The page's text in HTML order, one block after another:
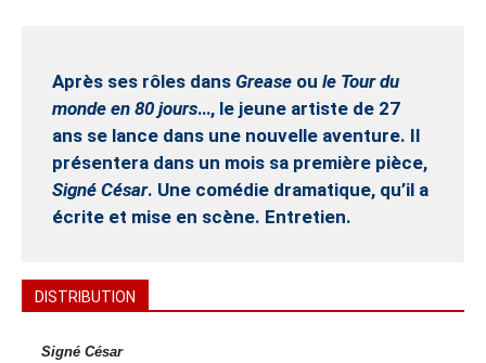
Après ses rôles dans Grease ou le Tour du
monde en 80 jours…, le jeune artiste de 27
ans se lance dans une nouvelle aventure. Il
présentera dans un mois sa première pièce,
Signé César. Une comédie dramatique, qu’il a
écrite et mise en scène. Entretien.
DISTRIBUTION
Signé César